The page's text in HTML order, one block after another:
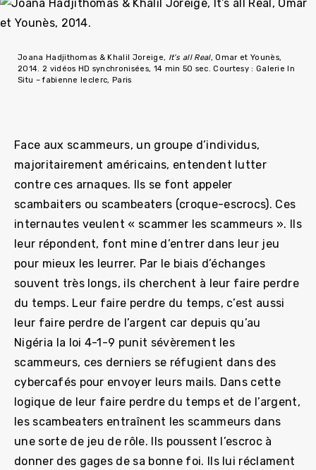
Joana Hadjithomas & Khalil Joreige, It’s all Real, Omar et Younès,
2014. 2 vidéos HD synchronisées, 14 min 50 sec. Courtesy : Galerie In
Situ – fabienne leclerc, Paris
Face aux scammeurs, un groupe d’individus,
majoritairement américains, entendent lutter
contre ces arnaques. Ils se font appeler
scambaiters ou scambeaters (croque-escrocs). Ces
internautes veulent « scammer les scammeurs ». Ils
leur répondent, font mine d’entrer dans leur jeu
pour mieux les leurrer. Par le biais d’échanges
souvent très longs, ils cherchent à leur faire perdre
du temps. Leur faire perdre du temps, c’est aussi
leur faire perdre de l’argent car depuis qu’au
Nigéria la loi 4-1-9 punit sévèrement les
scammeurs, ces derniers se réfugient dans des
cybercafés pour envoyer leurs mails. Dans cette
logique de leur faire perdre du temps et de l’argent,
les scambeaters entraînent les scammeurs dans
une sorte de jeu de rôle. Ils poussent l’escroc à
donner des gages de sa bonne foi. Ils lui réclament